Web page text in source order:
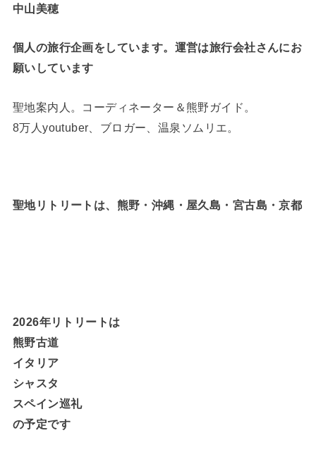
中山美穂
個人の旅行企画をしています。運営は旅行会社さんにお
願いしています
聖地案内人。コーディネーター＆熊野ガイド。
8万人youtuber、ブロガー、温泉ソムリエ。
聖地リトリートは、熊野・沖縄・屋久島・宮古島・京都
2026年リトリートは
熊野古道
イタリア
シャスタ
スペイン巡礼
の予定です